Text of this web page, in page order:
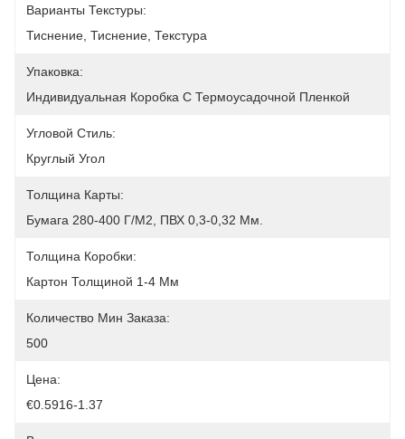
Варианты Текстуры:
Тиснение, Тиснение, Текстура
Упаковка:
Индивидуальная Коробка С Термоусадочной Пленкой
Угловой Стиль:
Круглый Угол
Толщина Карты:
Бумага 280-400 Г/м2, ПВХ 0,3-0,32 Мм.
Толщина Коробки:
Картон Толщиной 1-4 Мм
Количество Мин Заказа:
500
Цена:
€0.5916-1.37